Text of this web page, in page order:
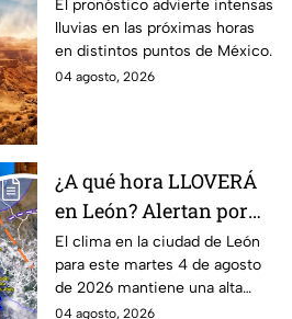
¿afectará a Guanajuato?
El pronóstico advierte intensas
lluvias en las próximas horas
en distintos puntos de México.
04 agosto, 2026
¿A qué hora LLOVERÁ
en León? Alertan por
ALTA probabilidad de
lluvia HOY martes, por
inestabilidad
El clima en la ciudad de León
para este martes 4 de agosto
de 2026 mantiene una alta
probabilidad de lluvia, de
04 agosto, 2026